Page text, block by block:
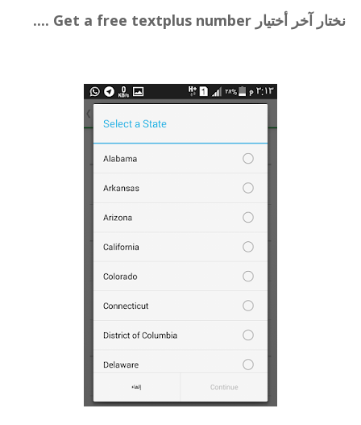
نختار آخر أختيار Get a free textplus number ....